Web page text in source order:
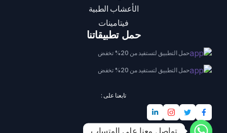
الأعشاب الطبية
فيتامينات
حمل تطبيقاتنا
حمل التطبيق لتستفيد من 20% تخفض
حمل التطبيق لتستفيد من 20% تخفض
تابعنا على :
تواصل معنا على الوتساب